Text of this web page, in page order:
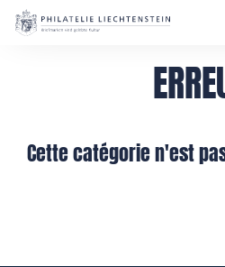
Cette catégorie n'est